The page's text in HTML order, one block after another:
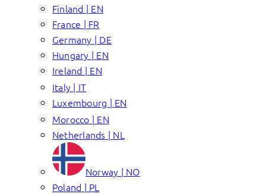
Finland | EN
France | FR
Germany | DE
Hungary | EN
Ireland | EN
Italy | IT
Luxembourg | EN
Morocco | EN
Netherlands | NL
Norway | NO
Poland | PL